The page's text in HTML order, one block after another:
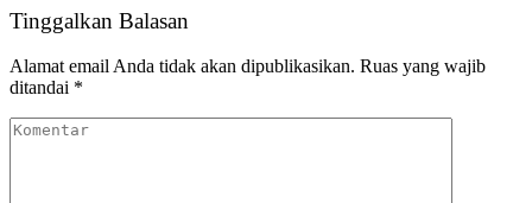
Tinggalkan Balasan
Alamat email Anda tidak akan dipublikasikan. Ruas yang wajib
ditandai *